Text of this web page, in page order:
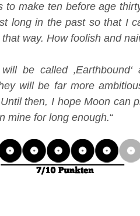
to make ten before age
long in the past so that I
way. How foolish and
be called ‚Earthbound‘
will be far more
then, I hope Moon can
mine for long enough.“